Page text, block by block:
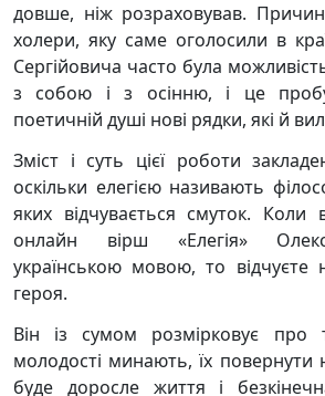
довше, ніж розраховував.
холери, яку саме оголосили в
Сергійовича часто була
з собою і з осінню, і це
поетичній душі нові рядки, які й
Зміст і суть цієї роботи
оскільки елегією називають
яких відчувається смуток. Коли
онлайн вірш «Елегія»
українською мовою, то відчуєте
героя.
Він із сумом розмірковує
молодості минають, їх повернути
буде доросле життя і